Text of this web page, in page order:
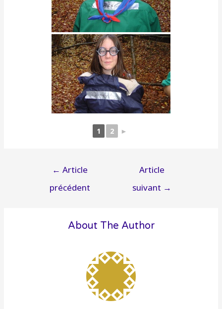
1 2 ►
Navigation
l’article
← Article
précédent
Article
suivant →
About The Author